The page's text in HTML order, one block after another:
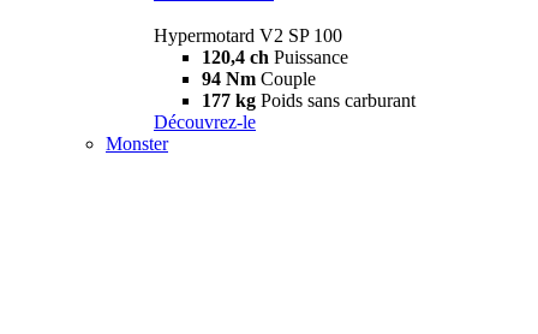
Hypermotard V2 SP 100
120,4 ch Puissance
94 Nm Couple
177 kg Poids sans carburant
Découvrez-le
Monster